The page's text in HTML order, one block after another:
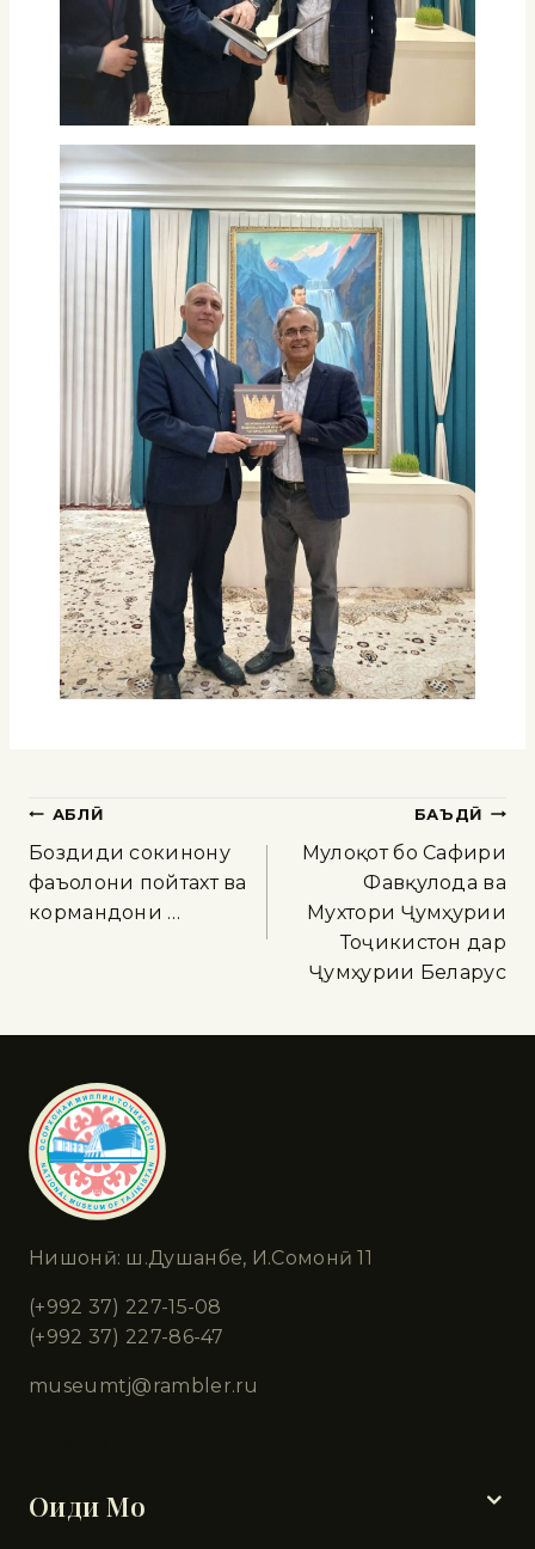
ҚАБЛӢ
Боздиди сокинону
фаъолони пойтахт ва
кормандони …
БАЪДӢ
Мулоқот бо Сафири
Фавқулода ва
Мухтори Ҷумҳурии
Тоҷикистон дар
Ҷумҳурии Беларус
Нишонӣ: ш.Душанбе, И.Сомонӣ 11
(+992 37) 227-15-08
(+992 37) 227-86-47
museumtj@rambler.ru
Оиди Мо